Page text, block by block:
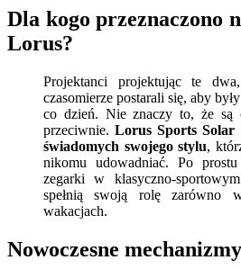
Dla kogo przeznaczono
Lorus?
Projektanci projektując te
czasomierze postarali się, aby
co dzień. Nie znaczy to, że są
przeciwnie.Lorus Sports Solar
świadomych swojego stylu,
nikomu udowadniać. Po
zegarki w klasyczno-
spełnią swoją rolę
wakacjach.
Nowoczesne